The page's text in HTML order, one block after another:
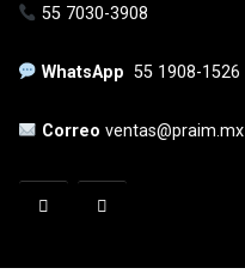
55 7030-3908
WhatsApp55 1908-1526
Correoventas@praim.mx